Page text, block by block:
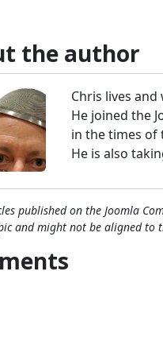
Joomla! 3.1 Tags
the author
Chris lives
He joined the
in the times of
He is also
published on the Joomla
and might not be aligned to